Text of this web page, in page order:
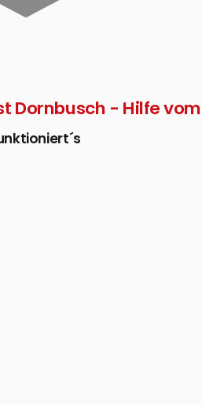
Dornbusch - Hilfe